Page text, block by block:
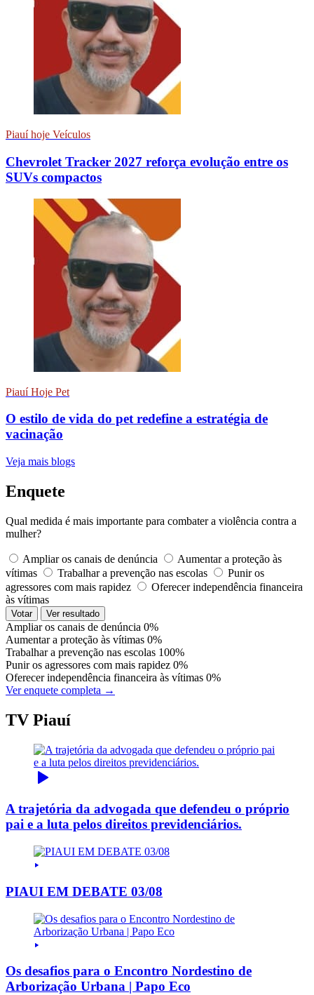
Piauí hoje Veículos
Chevrolet Tracker 2027 reforça evolução entre os
SUVs compactos
Piauí Hoje Pet
O estilo de vida do pet redefine a estratégia de
vacinação
Veja mais blogs
Enquete
Qual medida é mais importante para combater a violência contra a
mulher?
Ampliar os canais de denúncia
Aumentar a proteção às
vítimas
Trabalhar a prevenção nas escolas
Punir os
agressores com mais rapidez
Oferecer independência financeira
às vítimas
Votar Ver resultado
Ampliar os canais de denúncia 0%
Aumentar a proteção às vítimas 0%
Trabalhar a prevenção nas escolas 100%
Punir os agressores com mais rapidez 0%
Oferecer independência financeira às vítimas 0%
Ver enquete completa →
TV Piauí
A trajetória da advogada que defendeu o próprio
pai e a luta pelos direitos previdenciários.
PIAUI EM DEBATE 03/08
Os desafios para o Encontro Nordestino de
Arborização Urbana | Papo Eco